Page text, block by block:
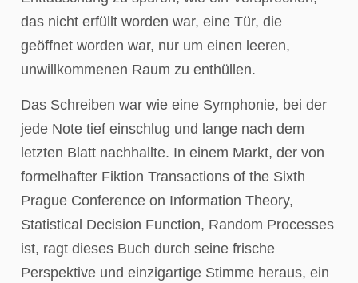
das nicht erfüllt worden war, eine Tür, die
geöffnet worden war, nur um einen leeren,
unwillkommenen Raum zu enthüllen.
Das Schreiben war wie eine Symphonie, bei der
jede Note tief einschlug und lange nach dem
letzten Blatt nachhallte. In einem Markt, der von
formelhafter Fiktion Transactions of the Sixth
Prague Conference on Information Theory,
Statistical Decision Function, Random Processes
ist, ragt dieses Buch durch seine frische
Perspektive und einzigartige Stimme heraus, ein